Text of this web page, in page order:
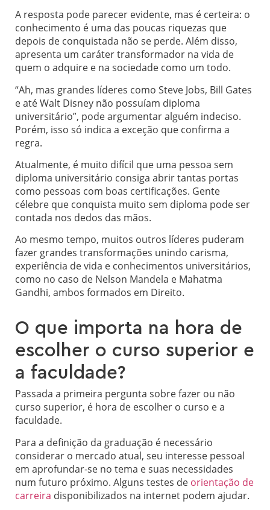
A resposta pode parecer evidente, mas é certeira: o
conhecimento é uma das poucas riquezas que
depois de conquistada não se perde. Além disso,
apresenta um caráter transformador na vida de
quem o adquire e na sociedade como um todo.
“Ah, mas grandes líderes como Steve Jobs, Bill Gates
e até Walt Disney não possuíam diploma
universitário”, pode argumentar alguém indeciso.
Porém, isso só indica a exceção que confirma a
regra.
Atualmente, é muito difícil que uma pessoa sem
diploma universitário consiga abrir tantas portas
como pessoas com boas certificações. Gente
célebre que conquista muito sem diploma pode ser
contada nos dedos das mãos.
Ao mesmo tempo, muitos outros líderes puderam
fazer grandes transformações unindo carisma,
experiência de vida e conhecimentos universitários,
como no caso de Nelson Mandela e Mahatma
Gandhi, ambos formados em Direito.
O que importa na hora de
escolher o curso superior e
a faculdade?
Passada a primeira pergunta sobre fazer ou não
curso superior, é hora de escolher o curso e a
faculdade.
Para a definição da graduação é necessário
considerar o mercado atual, seu interesse pessoal
em aprofundar-se no tema e suas necessidades
num futuro próximo. Alguns testes de orientação de
carreira disponibilizados na internet podem ajudar.